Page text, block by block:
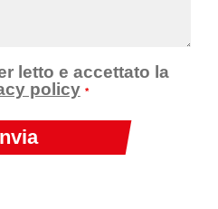
letto e accettato la
policy *